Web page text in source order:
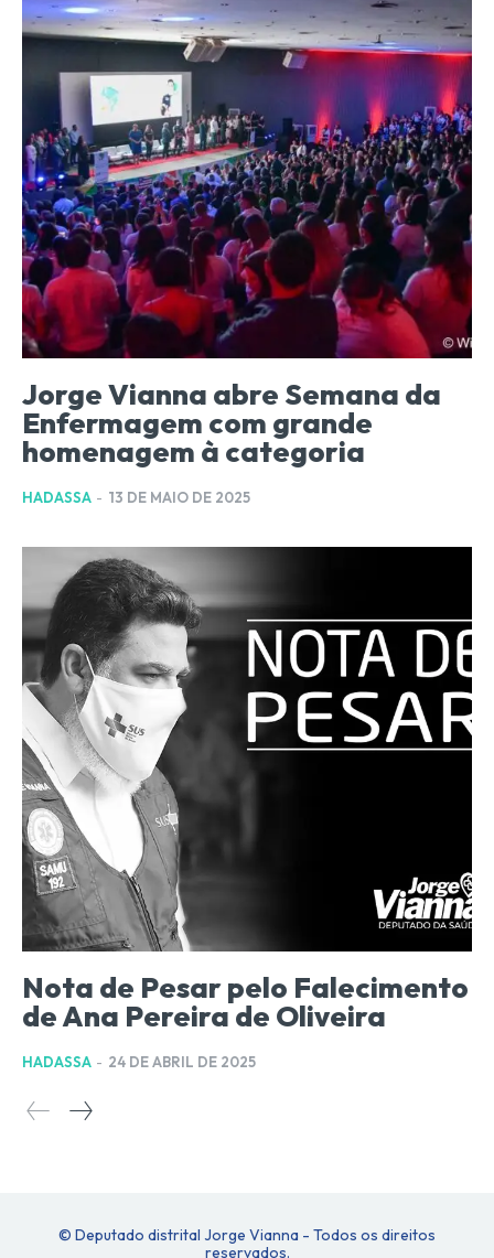
Jorge Vianna abre Semana da
Enfermagem com grande
homenagem à categoria
HADASSA - 13 DE MAIO DE 2025
Nota de Pesar pelo Falecimento
de Ana Pereira de Oliveira
HADASSA - 24 DE ABRIL DE 2025
© Deputado distrital Jorge Vianna - Todos os direitos
reservados.